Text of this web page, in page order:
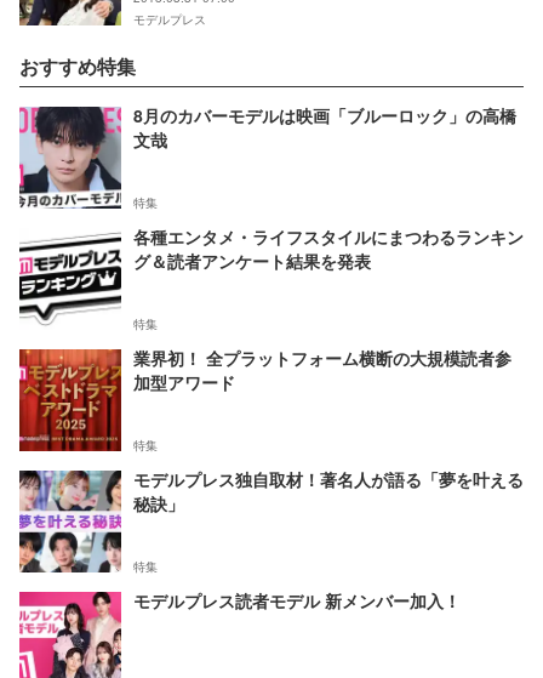
モデルプレス
おすすめ特集
8月のカバーモデルは映画「ブルーロック」の高橋
文哉
特集
各種エンタメ・ライフスタイルにまつわるランキン
グ＆読者アンケート結果を発表
特集
業界初！ 全プラットフォーム横断の大規模読者参
加型アワード
特集
モデルプレス独自取材！著名人が語る「夢を叶える
秘訣」
特集
モデルプレス読者モデル 新メンバー加入！